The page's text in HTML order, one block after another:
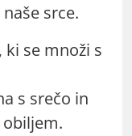
srce.
ki se množi s
s srečo in